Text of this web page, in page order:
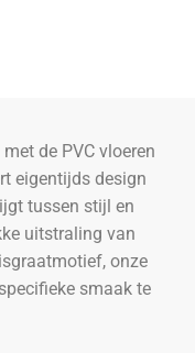
de PVC vloeren
eigentijds design
tussen stijl en
uitstraling van
onze
smaak te